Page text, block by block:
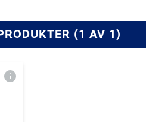
(1 AV 1)